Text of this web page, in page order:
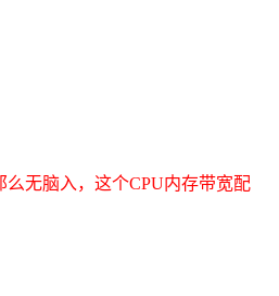
无脑入，这个CPU内存带宽配